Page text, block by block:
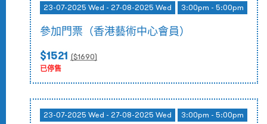
23-07-2025 Wed - 27-08-2025 Wed 3:00pm - 5:00pm
參加門票（香港藝術中心會員）
$1521 ($1690)
已停售
23-07-2025 Wed - 27-08-2025 Wed 3:00pm - 5:00pm